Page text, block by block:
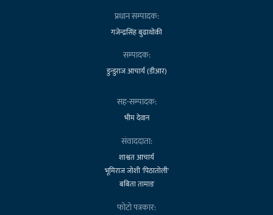
प्रधान सम्पादक:
गजेन्द्रसिंह बुढाथोकी
सम्पादक:
डुन्डुराज आचार्य (डीआर)
सह-सम्पादक:
भीम देवान
संवाददाता:
शाश्वत आचार्य
भूमिराज जोशी 'पिठातोली'
बबिता तामाङ
फोटो पत्रकार: